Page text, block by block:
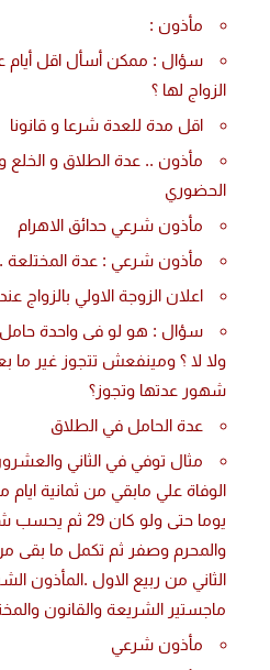
مأذون :
سؤال : ممكن أسأل اقل أيام
الزواج لها ؟
اقل مدة للعدة شرعا و قانونا
مأذون .. عدة الطلاق و الخلع
الحضوري
مأذون شرعي حدائق الاهرام
مأذون شرعي : عدة المختلعة .
اعلان الزوجة الاولي بالزواج
سؤال : هو لو فى واحدة حامل
ولا لا ؟ ومينفعش تتجوز غير ما
شهور عدتها وتجوز؟
عدة الحامل في الطلاق
مثال توفي في الثاني
الوفاة علي مابقي من ثمانية
يوما حتى ولو
والمحرم وصفر ثم تكمل ما بقى
الثاني من ربيع الاول .المأذون
ماجستير الشريعة والقانون
مأذون شرعي